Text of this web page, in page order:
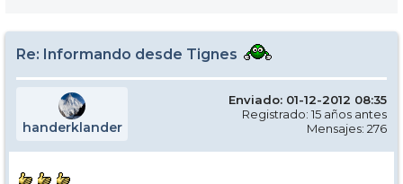
Re: Informando desde Tignes
handerklander
Enviado: 01-12-2012 08:35
Registrado: 15 años antes
Mensajes: 276